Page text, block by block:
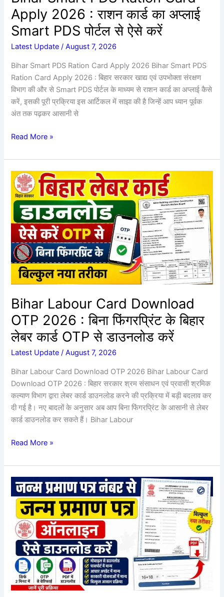
Apply 2026 : राशन कार्ड का अप्लाई
Smart PDS पोर्टल से ऐसे करें
Latest Update /August 7, 2026
Bihar Smart PDS Ration Card Apply 2026 Bihar Smart PDS
Ration Card Apply 2026 : बिहार सरकार खाद्य एवं उपभोक्ता संरक्षण
विभाग की और से Smart PDS पोर्टल के माध्यम से राशन कार्ड का अप्लाई कैसे
करें, इसकी पूरी प्रक्रिया इस आर्टिकल में साझा की है जिन्हें आप ध्यान पूर्वक
अंत तक पढ़कर आसानी से
अप्लाई
Smart
PDS
पोर्टल
से
ऐसे
करें
Read More »
Bihar Labour Card Download
OTP 2026 : बिना फिंगरप्रिंट के बिहार
लेबर कार्ड OTP से डाउनलोड करें
Latest Update /August 7, 2026
Bihar Labour Card Download OTP 2026 Bihar Labour Card
Download OTP 2026 : बिहार सरकार श्रम संसाधन एवं प्रवासी श्रमिक
कल्याण विभाग द्वारा लेबर कार्ड डाउनलोड करने की प्रक्रिया में बड़ी बदलाव कर
दी गई है। नए बादलों के अनुसार अब आप बिना फिंगरप्रिंट के आसानी से लेबर
कार्ड डाउनलोड कर सकते हैं। Bihar Labour
Bihar
Labour
Card
Download
OTP
2026
बिना
फिंगरप्रिंट
के
बिहार
लेबर
कार्ड
OTP
से
डाउनलोड
करें
Read More »
Bihar
Birth
Certificate
Download
Online
2026
जन्म
प्रमाण
पत्र